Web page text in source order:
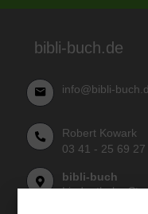
bibli-buch.de
info@bibli-
Robert Kowark
03 41 - 25 69 27
bibli-buch
Lindenthaler